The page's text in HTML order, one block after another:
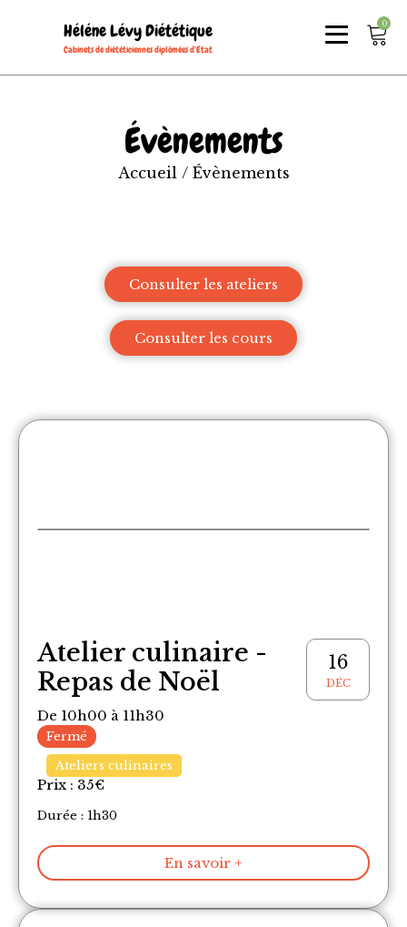
Héléne Lévy Diététique
Cabinets de diététiciennes diplômées d’Etat
0
Évènements
Accueil/ Évènements
Consulter les ateliers
Consulter les cours
Atelier culinaire -
Repas de Noël
De 10h00 à 11h30
Fermé
16
DÉC
Ateliers culinaires
Prix : 35€
Durée : 1h30
En savoir +